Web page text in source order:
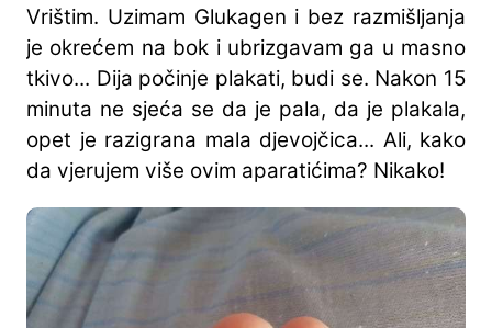
Vrištim. Uzimam Glukagen i bez razmišljanja
je okrećem na bok i ubrizgavam ga u masno
tkivo... Dija počinje plakati, budi se. Nakon 15
minuta ne sjeća se da je pala, da je plakala,
opet je razigrana mala djevojčica... Ali, kako
da vjerujem više ovim aparatićima? Nikako!